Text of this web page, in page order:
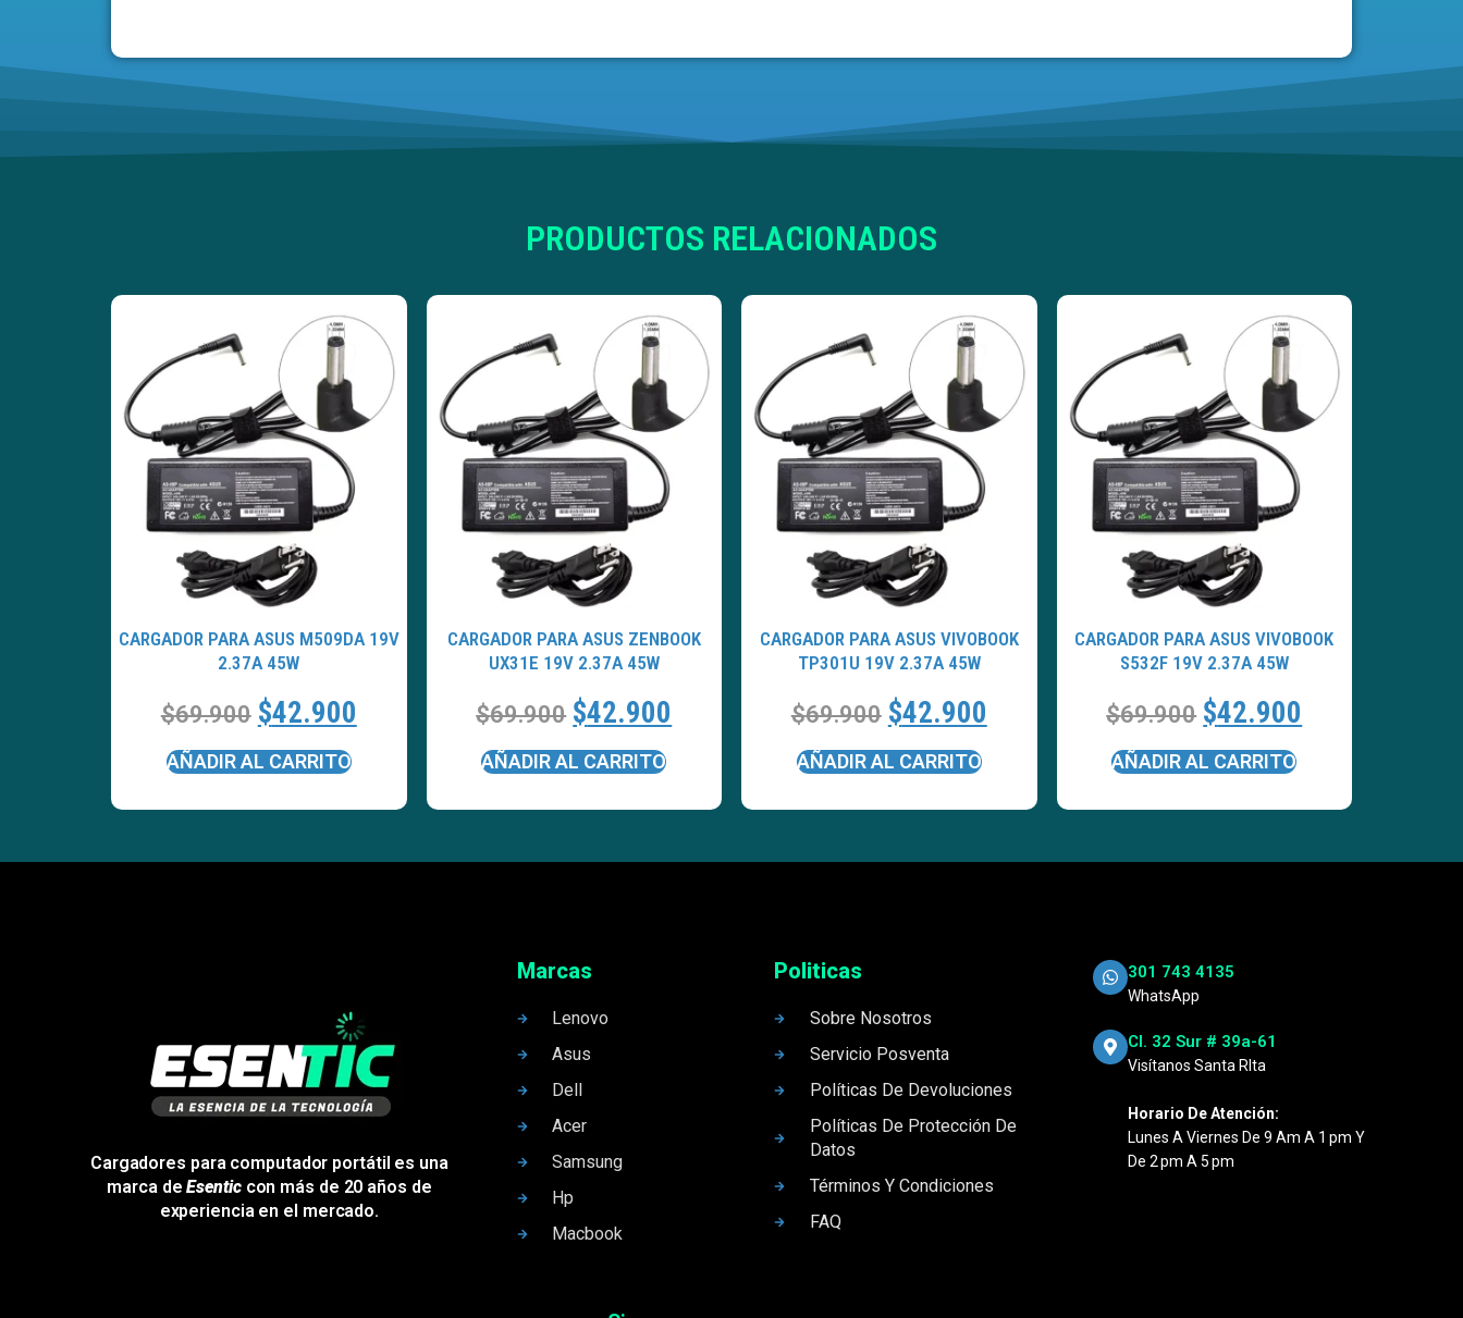
PRODUCTOS RELACIONADOS
CARGADOR PARA ASUS M509DA 19V
2.37A 45W
$69.900 $42.900
AÑADIR AL CARRITO
CARGADOR PARA ASUS ZENBOOK
UX31E 19V 2.37A 45W
$69.900 $42.900
AÑADIR AL CARRITO
CARGADOR PARA ASUS VIVOBOOK
TP301U 19V 2.37A 45W
$69.900 $42.900
AÑADIR AL CARRITO
CARGADOR PARA ASUS VIVOBOOK
S532F 19V 2.37A 45W
$69.900 $42.900
AÑADIR AL CARRITO
Cargadores para computador portátil es una
marca deEsenticcon más de 20 años de
experiencia en el mercado.
Marcas
Lenovo
Asus
Dell
Acer
Samsung
Hp
Macbook
Politicas
Sobre Nosotros
Servicio Posventa
Políticas De Devoluciones
Políticas De Protección De
Datos
Términos Y Condiciones
FAQ
301 743 4135
WhatsApp
Cl. 32 Sur # 39a-61
Visítanos Santa RIta
Horario De Atención:
Lunes A Viernes De 9 Am A 1 Pm Y
De 2 Pm A 5 Pm